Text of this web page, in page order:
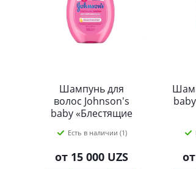
Шампунь для
волос Johnson's
baby «Блестящие
Есть в наличии (1)
от 15 000 UZS от